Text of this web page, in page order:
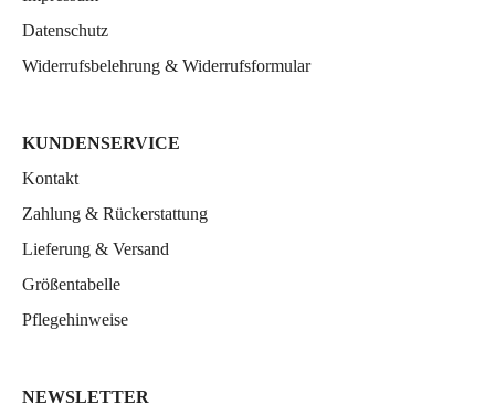
Datenschutz
Widerrufsbelehrung & Widerrufsformular
KUNDENSERVICE
Kontakt
Zahlung & Rückerstattung
Lieferung & Versand
Größentabelle
Pflegehinweise
NEWSLETTER